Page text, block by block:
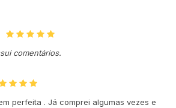
comentários.
perfeita . Já comprei algumas vezes e